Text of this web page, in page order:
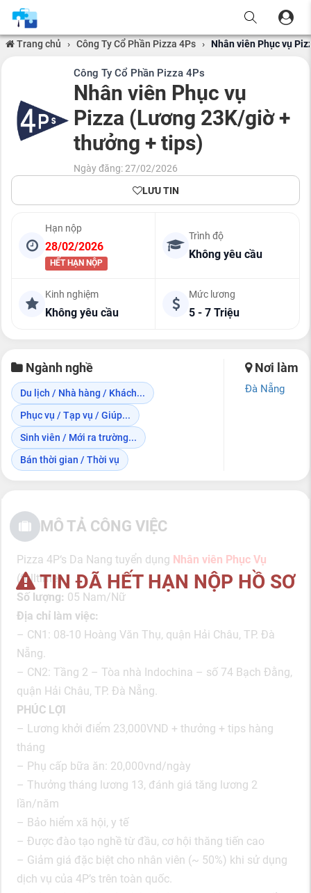
Trang chủ › Công Ty Cổ Phần Pizza 4Ps › Nhân viên Phục vụ
Công Ty Cổ Phần Pizza 4Ps
Nhân viên Phục vụ
Pizza (Lương 23K/giờ +
thưởng + tips)
Ngày đăng: 27/02/2026
LƯU TIN
Hạn nộp
28/02/2026
HẾT HẠN NỘP
Trình độ
Không yêu cầu
Kinh nghiệm
Không yêu cầu
Mức lương
5 - 7 Triệu
Ngành nghề
Du lịch / Nhà hàng / Khách...
Phục vụ / Tạp vụ / Giúp...
Sinh viên / Mới ra trường...
Bán thời gian / Thời vụ
Nơi làm
Đà Nẵng
TIN ĐÃ HẾT HẠN NỘP HỒ SƠ
MÔ TẢ CÔNG VIỆC
Pizza 4P‘s Da Nang tuyển dụng Nhân viên Phục Vụ
(fulltime)
Số lượng: 05 Nam/Nữ
Địa chỉ làm việc:
– CN1: 08-10 Hoàng Văn Thụ, quận Hải Châu, TP. Đà
Nẵng.
– CN2: Tầng 2 – Tòa nhà Indochina – số 74 Bạch Đằng,
quận Hải Châu, TP. Đà Nẵng.
PHÚC LỢI
– Lương khởi điểm 23,000VND + thưởng + tips hàng
tháng
– Phụ cấp bữa ăn: 20,000vnd/ngày
– Thưởng tháng lương 13, đánh giá tăng lương 2
lần/năm
– Bảo hiểm xã hội, y tế
– Được đào tạo nghề từ đầu, cơ hội thăng tiến cao
– Giảm giá đặc biệt cho nhân viên (~ 50%) khi sử dụng
dịch vụ của 4P’s trên toàn quốc.